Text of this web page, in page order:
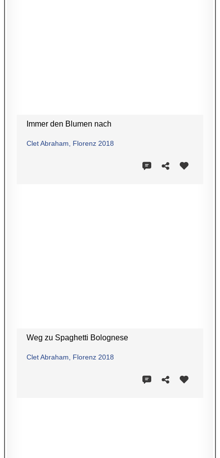
Immer den Blumen nach
Clet Abraham, Florenz 2018
Weg zu Spaghetti Bolognese
Clet Abraham, Florenz 2018